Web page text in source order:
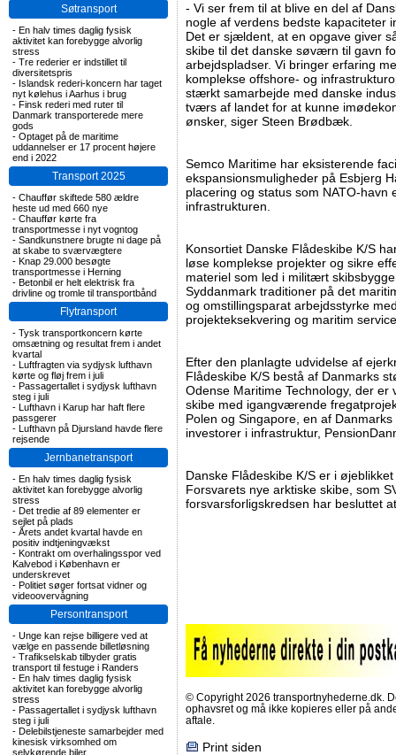
Søtransport
- En halv times daglig fysisk
aktivitet kan forebygge alvorlig
stress
- Tre rederier er indstillet til
diversitetspris
- Islandsk rederi-koncern har taget
nyt kølehus i Aarhus i brug
- Finsk rederi med ruter til
Danmark transporterede mere
gods
- Optaget på de maritime
uddannelser er 17 procent højere
end i 2022
Transport 2025
- Chauffør skiftede 580 ældre
heste ud med 660 nye
- Chauffør kørte fra
transportmesse i nyt vogntog
- Sandkunstnere brugte ni dage på
at skabe to sværvægtere
- Knap 29.000 besøgte
transportmesse i Herning
- Betonbil er helt elektrisk fra
drivline og tromle til transportbånd
Flytransport
- Tysk transportkoncern kørte
omsætning og resultat frem i andet
kvartal
- Luftfragten via sydjysk lufthavn
kørte og fløj frem i juli
- Passagertallet i sydjysk lufthavn
steg i juli
- Lufthavn i Karup har haft flere
passgerer
- Lufthavn på Djursland havde flere
rejsende
Jernbanetransport
- En halv times daglig fysisk
aktivitet kan forebygge alvorlig
stress
- Det tredie af 89 elementer er
sejlet på plads
- Årets andet kvartal havde en
positiv indtjeningvækst
- Kontrakt om overhalingsspor ved
Kalvebod i København er
underskrevet
- Politiet søger fortsat vidner og
videoovervågning
Persontransport
- Unge kan rejse billigere ved at
vælge en passende billetløsning
- Trafikselskab tilbyder gratis
transport til festuge i Randers
- En halv times daglig fysisk
aktivitet kan forebygge alvorlig
stress
- Passagertallet i sydjysk lufthavn
steg i juli
- Delebilstjeneste samarbejder med
kinesisk virksomhed om
selvkørende biler
- Vi ser frem til at blive en del af
nogle af verdens bedste kapaciteter
Det er sjældent, at en opgave giver
skibe til det danske søværn til gavn
arbejdspladser. Vi bringer erfaring
komplekse offshore- og
stærkt samarbejde med danske
tværs af landet for at kunne
ønsker, siger Steen Brødbæk.
Semco Maritime har eksisterende
ekspansionsmuligheder på Esbjerg
placering og status som NATO-havn
infrastrukturen.
Konsortiet Danske Flådeskibe K/S
løse komplekse projekter og sikre
materiel som led i militært
Syddanmark traditioner på det
og omstillingsparat arbejdsstyrke
projekteksekvering og maritim
Efter den planlagte udvidelse af
Flådeskibe K/S bestå af Danmarks
Odense Maritime Technology, der
skibe med igangværende
Polen og Singapore, en af
investorer i infrastruktur,
Danske Flådeskibe K/S er i
Forsvarets nye arktiske skibe, som
forsvarsforligskredsen har besluttet
© Copyright 2026 transportnyhederne.dk.
ophavsret og må ikke kopieres eller på
aftale.
Print siden